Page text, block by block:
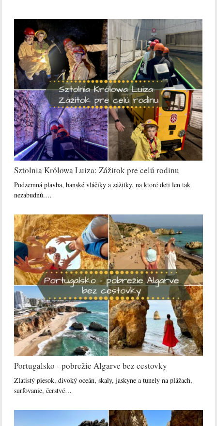
Sztolnia Królowa Luiza: Zážitok pre celú rodinu
Podzemná plavba, banské vláčiky a zážitky, na ktoré deti len tak
nezabudnú.…
Portugalsko - pobrežie Algarve bez cestovky
Zlatistý piesok, divoký oceán, skaly, jaskyne a tunely na plážach,
surfovanie, čerstvé…